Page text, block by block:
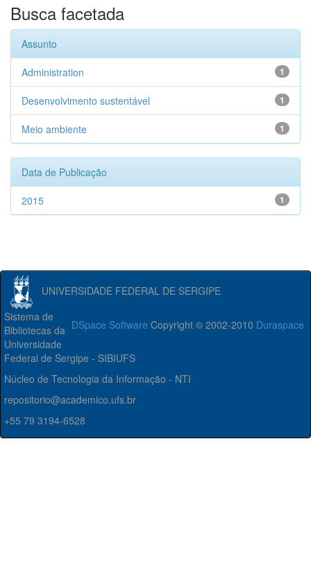
Busca facetada
Assunto
1
Administration
1
Desenvolvimento sustentável
1
Meio ambiente
Data de Publicação
1
2015
UNIVERSIDADE FEDERAL DE SERGIPE
DSpace Software Copyright © 2002-2010 Duraspace
Sistema de
Bibliotecas da
Universidade
Federal de Sergipe - SIBIUFS
Núcleo de Tecnologia da Informação - NTI
repositorio@academico.ufs.br
+55 79 3194-6528